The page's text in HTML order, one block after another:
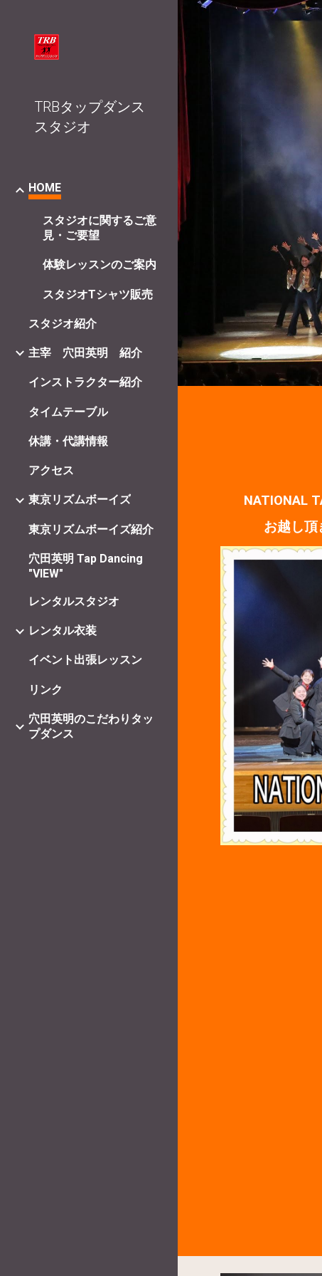
TRBタップダンス
スタジオ
HOME
スタジオに関するご意
見・ご要望
体験レッスンのご案内
スタジオTシャツ販売
スタジオ紹介
主宰 穴田英明 紹介
インストラクター紹介
タイムテーブル
休講・代講情報
アクセス
東京リズムボーイズ
東京リズムボーイズ紹介
穴田英明 Tap Dancing
"VIEW"
レンタルスタジオ
レンタル衣装
イベント出張レッスン
リンク
穴田英明のこだわりタッ
プダンス
NATIONAL
お越し頂